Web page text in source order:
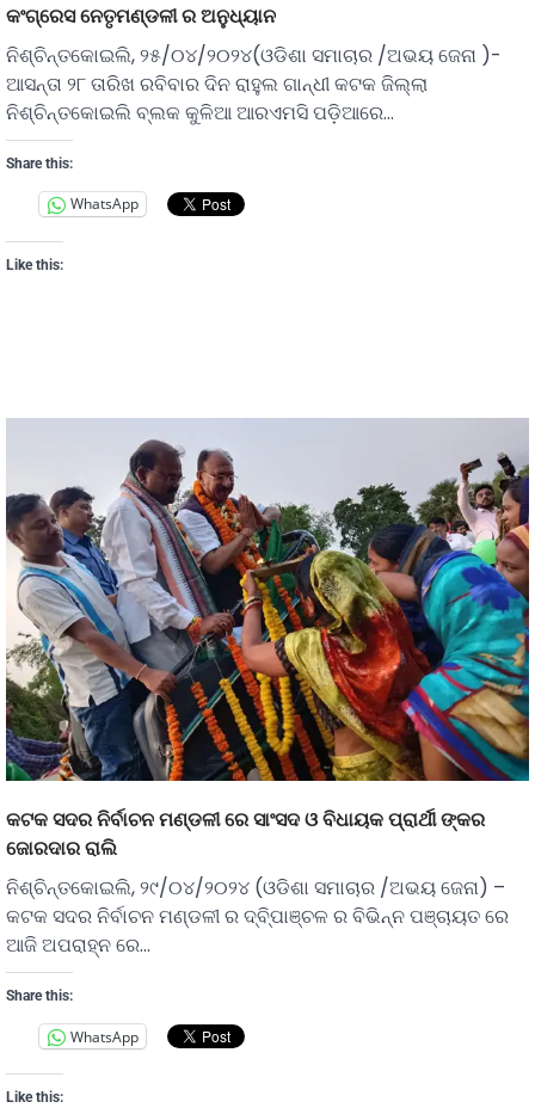
କଂଗ୍ରେସ ନେତୃମଣ୍ଡଳୀ ର ଅନୁଧ୍ୟାନ
ନିଶ୍ଚିନ୍ତକୋଇଲି, ୨୫/୦୪/୨୦୨୪(ଓଡିଶା ସମାଚାର /ଅଭୟ ଜେନା )-
ଆସନ୍ତା ୨୮ ତାରିଖ ରବିବାର ଦିନ ରାହୁଲ ଗାନ୍ଧୀ କଟକ ଜିଲ୍ଲା
ନିଶ୍ଚିନ୍ତକୋଇଲି ବ୍ଲକ କୁଳିଆ ଆରଏମସି ପଡ଼ିଆରେ…
Share this:
WhatsApp
Like this:
କଟକ ସଦର ନିର୍ବାଚନ ମଣ୍ଡଳୀ ରେ ସାଂସଦ ଓ ବିଧାୟକ ପ୍ରାର୍ଥୀ ଙ୍କର
ଜୋରଦାର ରାଲି
ନିଶ୍ଚିନ୍ତକୋଇଲି, ୨୯/୦୪/୨୦୨୪ (ଓଡିଶା ସମାଚାର /ଅଭୟ ଜେନା) –
କଟକ ସଦର ନିର୍ବାଚନ ମଣ୍ଡଳୀ ର ଦ୍ବି୍ପାଞ୍ଚଳ ର ବିଭିନ୍ନ ପଞ୍ଚାୟତ ରେ
ଆଜି ଅପରାହ୍ନ ରେ…
Share this:
WhatsApp
Like this: